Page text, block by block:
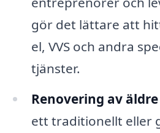
gör det lättare att
el, VVS och andra
tjänster.
Renovering av
ett traditionellt eller